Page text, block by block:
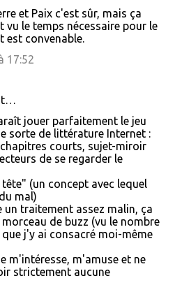
et Paix c'est sûr, mais ça
vu le temps nécessaire pour le
est convenable.
17:52
jouer parfaitement le jeu
sorte de littérature Internet :
courts, sujet-miroir
de se regarder le
tête" (un concept avec lequel
mal)
un traitement assez malin, ça
de buzz (vu le nombre
que j'y ai consacré moi-même
m'intéresse, m'amuse et ne
strictement aucune